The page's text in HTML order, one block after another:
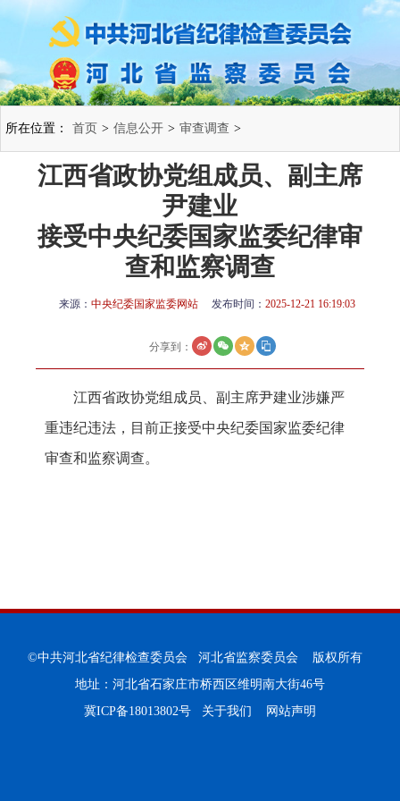
所在位置： 首页 > 信息公开 > 审查调查 >
江西省政协党组成员、副主席
尹建业
接受中央纪委国家监委纪律审
查和监察调查
来源： 中央纪委国家监委网站 发布时间： 2025-12-21 16:19:03
分享到：
江西省政协党组成员、副主席尹建业涉嫌严
重违纪违法，目前正接受中央纪委国家监委纪律
审查和监察调查。
©中共河北省纪律检查委员会 河北省监察委员会 版权所有
地址：河北省石家庄市桥西区维明南大街46号
冀ICP备18013802号
关于我们 网站声明